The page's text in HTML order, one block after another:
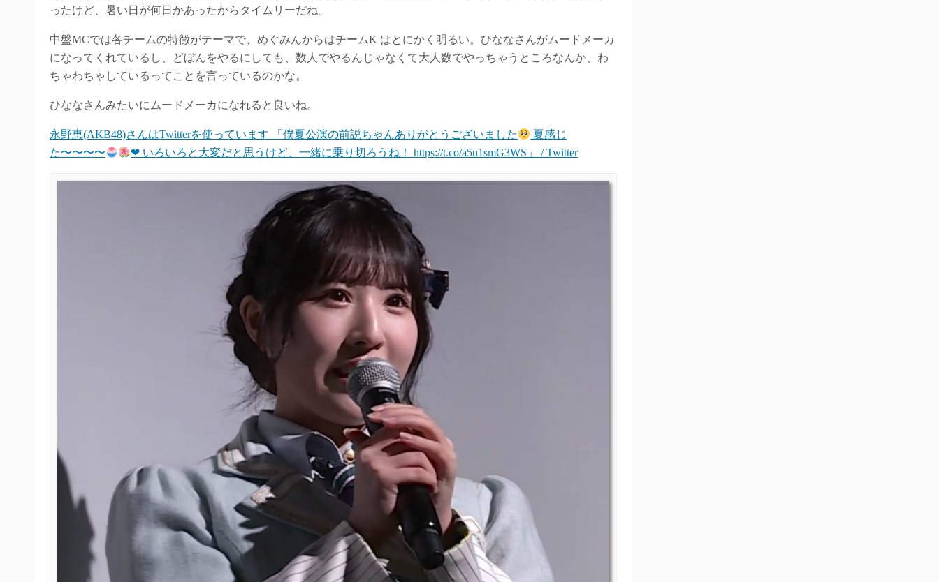
ったけど、暑い日が何日かあったからタイムリーだね。
中盤MCでは各チームの特徴がテーマで、めぐみんからはチームK はとにかく明るい。ひななさんがムードメーカ
になってくれているし、どぼんをやるにしても、数人でやるんじゃなくて大人数でやっちゃうところなんか、わ
ちゃわちゃしているってことを言っているのかな。
ひななさんみたいにムードメーカになれると良いね。
永野恵(AKB48)さんはTwitterを使っています 「僕夏公演の前説ちゃんありがとうございました
夏感じ
た〜〜〜〜
❤︎ いろいろと大変だと思うけど、一緒に乗り切ろうね！ https://t.co/a5u1smG3WS」 / Twitter